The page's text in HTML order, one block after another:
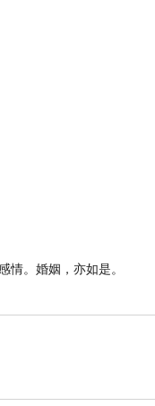
情。婚姻，亦如是。